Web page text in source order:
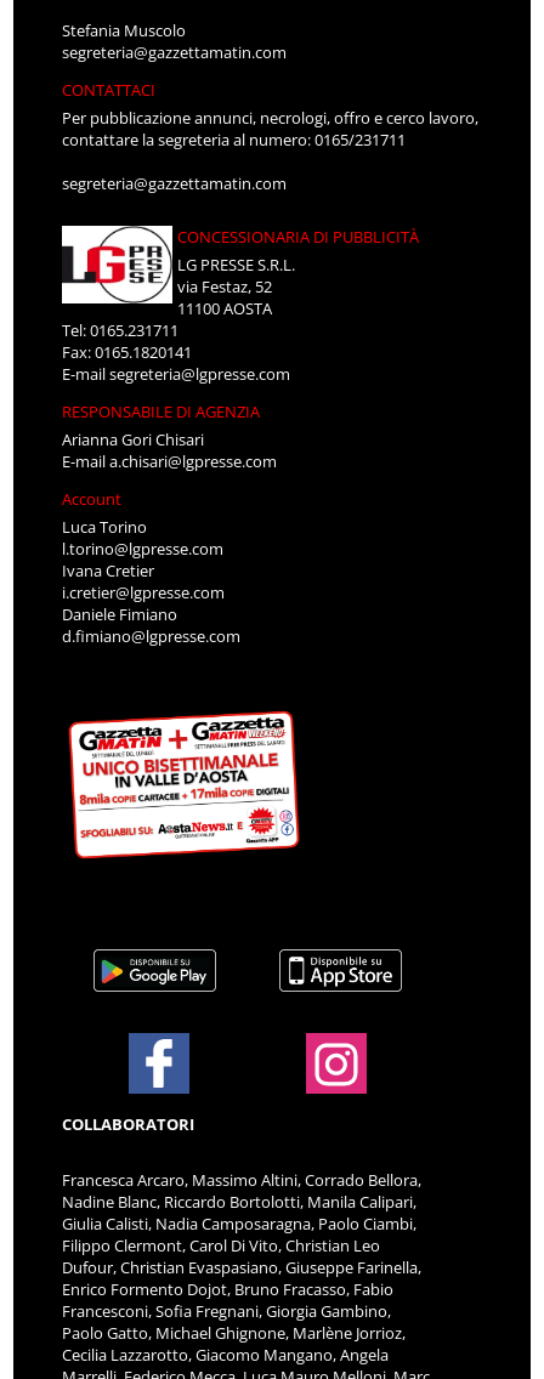
Stefania Muscolo
segreteria@gazzettamatin.com
CONTATTACI
Per pubblicazione annunci, necrologi, offro e cerco lavoro,
contattare la segreteria al numero: 0165/231711
segreteria@gazzettamatin.com
CONCESSIONARIA DI PUBBLICITÀ
LG PRESSE S.R.L.
via Festaz, 52
11100 AOSTA
Tel: 0165.231711
Fax: 0165.1820141
E-mailsegreteria@lgpresse.com
RESPONSABILE DI AGENZIA
Arianna Gori Chisari
E-maila.chisari@lgpresse.com
Account
Luca Torino
l.torino@lgpresse.com
Ivana Cretier
i.cretier@lgpresse.com
Daniele Fimiano
d.fimiano@lgpresse.com
COLLABORATORI
Francesca Arcaro, Massimo Altini, Corrado Bellora,
Nadine Blanc, Riccardo Bortolotti, Manila Calipari,
Giulia Calisti, Nadia Camposaragna, Paolo Ciambi,
Filippo Clermont, Carol Di Vito, Christian Leo
Dufour, Christian Evaspasiano, Giuseppe Farinella,
Enrico Formento Dojot, Bruno Fracasso, Fabio
Francesconi, Sofia Fregnani, Giorgia Gambino,
Paolo Gatto, Michael Ghignone, Marlène Jorrioz,
Cecilia Lazzarotto, Giacomo Mangano, Angela